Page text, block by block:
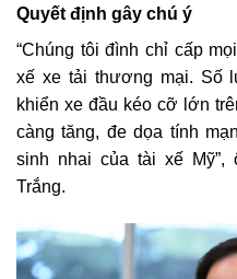
Quyết định gây chú ý
“Chúng tôi đình chỉ cấp
xế xe tải thương mại. Số
khiển xe đầu kéo cỡ lớn
càng tăng, đe dọa tính
sinh nhai của tài xế Mỹ”,
Trắng.